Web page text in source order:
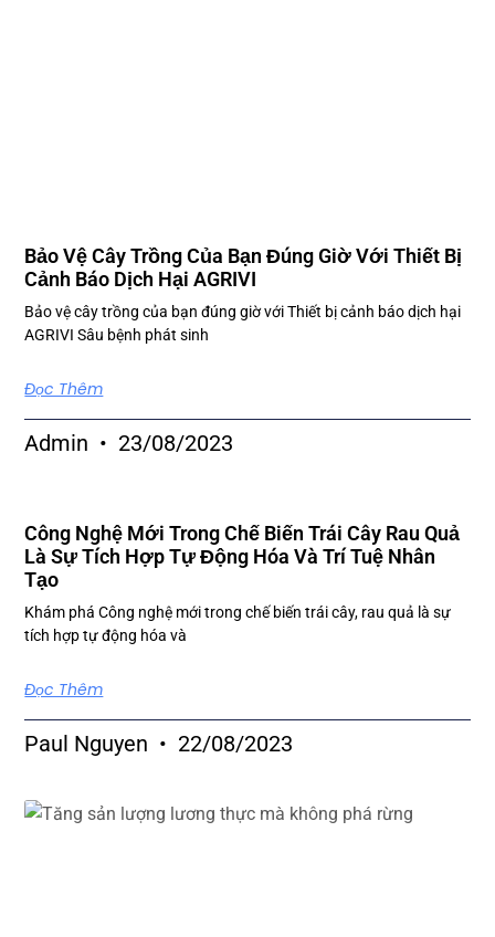
Bảo Vệ Cây Trồng Của Bạn Đúng Giờ Với Thiết Bị
Cảnh Báo Dịch Hại AGRIVI
Bảo vệ cây trồng của bạn đúng giờ với Thiết bị cảnh báo dịch hại
AGRIVI Sâu bệnh phát sinh
Đọc Thêm
Admin 23/08/2023
Công Nghệ Mới Trong Chế Biến Trái Cây Rau Quả
Là Sự Tích Hợp Tự Động Hóa Và Trí Tuệ Nhân
Tạo
Khám phá Công nghệ mới trong chế biến trái cây, rau quả là sự
tích hợp tự động hóa và
Đọc Thêm
Paul Nguyen 22/08/2023